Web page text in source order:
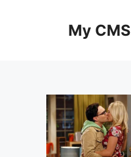
My CMS